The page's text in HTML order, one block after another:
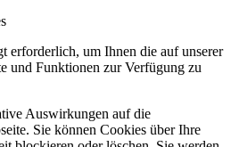
erforderlich, um Ihnen die auf unserer
und Funktionen zur Verfügung zu
Auswirkungen auf die
Sie können Cookies über Ihre